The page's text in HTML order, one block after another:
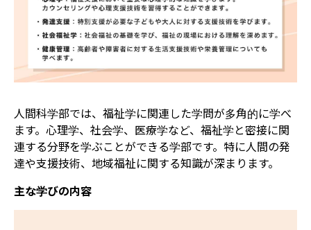
人間科学部では、福祉学に関連した学問が多角的に学べ
ます。心理学、社会学、医療学など、福祉学と密接に関
連する分野を学ぶことができる学部です。特に人間の発
達や支援技術、地域福祉に関する知識が深まります。
主な学びの内容